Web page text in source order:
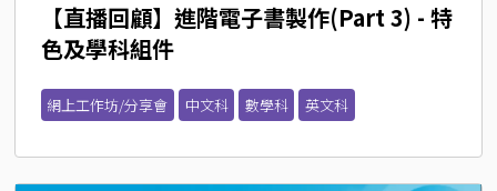
【直播回顧】進階電子書製作(Part 3) - 特
色及學科組件
網上工作坊/分享會 中文科 數學科 英文科